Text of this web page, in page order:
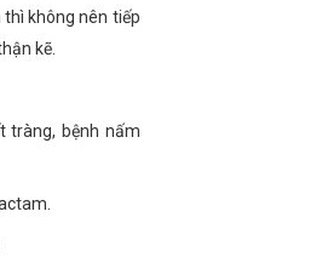
không nên tiếp
kẽ.
tràng, bệnh nấm